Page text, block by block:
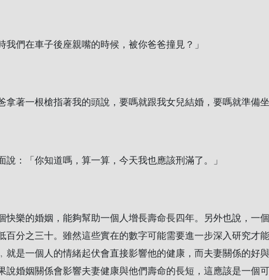
我們在車子後座親嘴的時候，被你爸爸撞見？」
拿著一根槍指著我的頭說，要嗎就跟我女兒結婚，要嗎就準備坐
說：「你知道嗎，算一算，今天我也應該刑滿了。」
樂的婚姻，能夠幫助一個人增長壽命長四年。另外也說，一
百分之三十。雖然這些實在的數字可能需要進一步深入研究才
就是一個人的情緒起伏會直接影響他的健康，而夫妻關係的好
說婚姻關係會影響夫妻健康與他們壽命的長短，這應該是一個可